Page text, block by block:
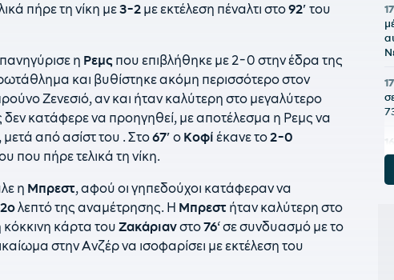
πήρε τη νίκη με3-2 με εκτέλεση πέναλτι στο92′ του
η Ρεμς που επιβλήθηκε με 2-0 στην έδρα της
και βυθίστηκε ακόμη περισσότερο στον
Ζενεσιό, αν και ήταν καλύτερη στο μεγαλύτερο
δεν κατάφερε να προηγηθεί, με αποτέλεσμα η Ρεμς να
μετά από ασίστ του . Στο67′ ο Κοφί έκανε το2-0
που πήρε τελικά τη νίκη.
η Μπρεστ, αφού οι γηπεδούχοι κατάφεραν να
λεπτό της αναμέτρησης. Η Μπρεστ ήταν καλύτερη στο
κάρτα του Ζακάριανστο76‘ σε συνδυασμό με το
στην Ανζέρ να ισοφαρίσει με εκτέλεση του
Η